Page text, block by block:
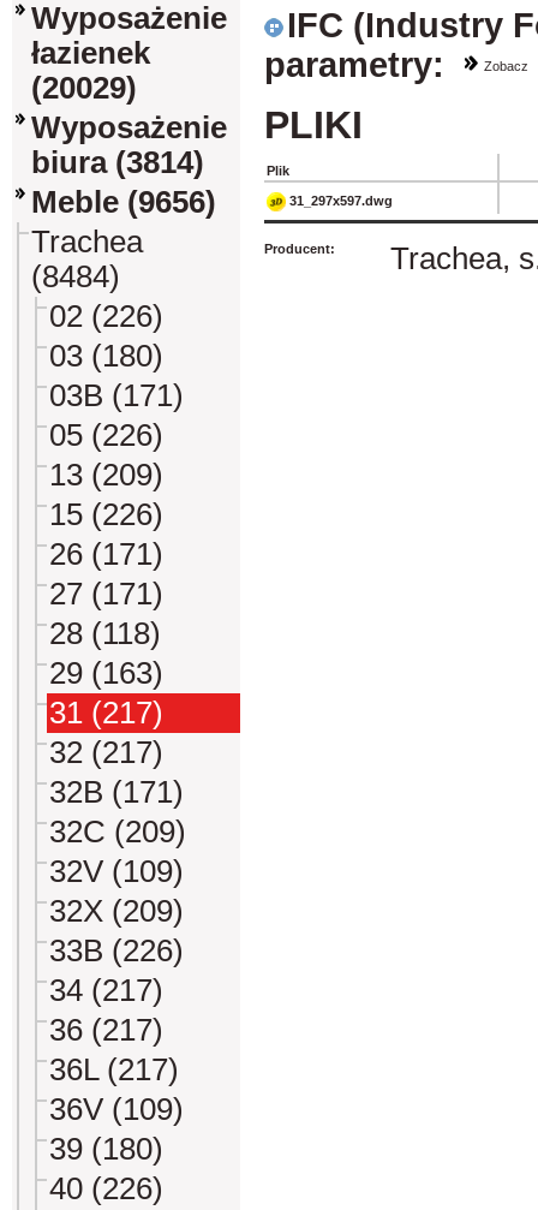
Wyposażenie
łazienek
(20029)
Wyposażenie
biura (3814)
Meble (9656)
Trachea
(8484)
02 (226)
03 (180)
03B (171)
05 (226)
13 (209)
15 (226)
26 (171)
27 (171)
28 (118)
29 (163)
31 (217)
32 (217)
32B (171)
32C (209)
32V (109)
32X (209)
33B (226)
34 (217)
36 (217)
36L (217)
36V (109)
39 (180)
40 (226)
IFC (Industry
parametry:
Zobacz
PLIKI
Plik
31_297x597.dwg
Producent: Trachea,